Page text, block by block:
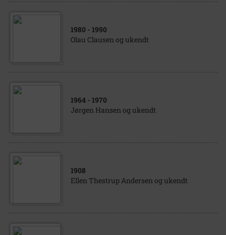
1980 - 1990
Olau Clausen og ukendt
1964 - 1970
Jørgen Hansen og ukendt
1908
Ellen Thestrup Andersen og ukendt